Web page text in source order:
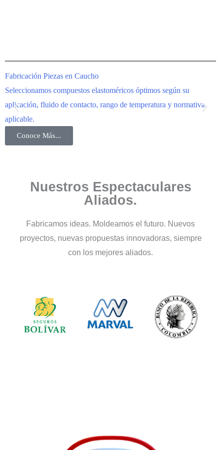
Fabricación Piezas en Caucho
Seleccionamos compuestos elastoméricos óptimos según su
aplicación, fluido de contacto, rango de temperatura y normativa
aplicable.
Conoce Más...
Nuestros Espectaculares
Aliados.
Fabricamos ideas. Moldeamos el futuro. Nuevos
proyectos, nuevas propuestas innovadoras, siempre
con los mejores aliados.